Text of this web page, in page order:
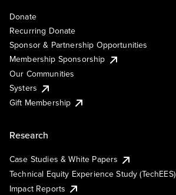
Donate
Recurring Donate
Sponsor & Partnership Opportunities
Membership Sponsorship
Our Communities
Systers
Gift Membership
Research
Case Studies & White Papers
Technical Equity Experience Study (TechEES)
Impact Reports